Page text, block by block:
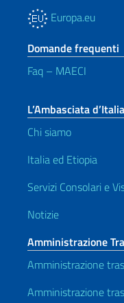
Europa.eu
Domande frequenti
Faq – MAECI
L’Ambasciata
Chi siamo
Italia ed Etiopia
Servizi Consolari e
Notizie
Amministrazione
Amministrazione
Amministrazione